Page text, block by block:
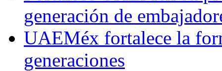
generación de
UAEMéx fortalece la
generaciones